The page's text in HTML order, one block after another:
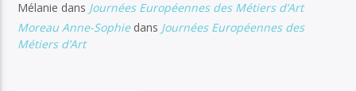
Mélanie dans Journées Européennes des Métiers d’Art
Moreau Anne-Sophiedans Journées Européennes des
Métiers d’Art